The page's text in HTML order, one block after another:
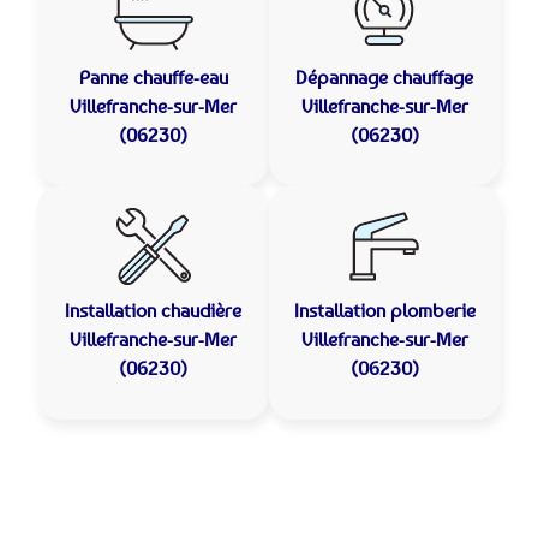
Panne chauffe-eau
Villefranche-sur-Mer
(06230)
Dépannage chauffage
Villefranche-sur-Mer
(06230)
Installation chaudière
Villefranche-sur-Mer
(06230)
Installation plomberie
Villefranche-sur-Mer
(06230)